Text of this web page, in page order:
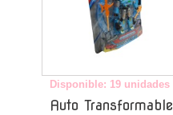
Disponible: 19 unidades
Auto Transformable